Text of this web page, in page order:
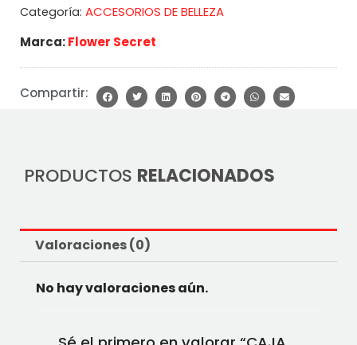
Categoría: ACCESORIOS DE BELLEZA
Marca:Flower Secret
Compartir:
PRODUCTOS RELACIONADOS
Valoraciones (0)
No hay valoraciones aún.